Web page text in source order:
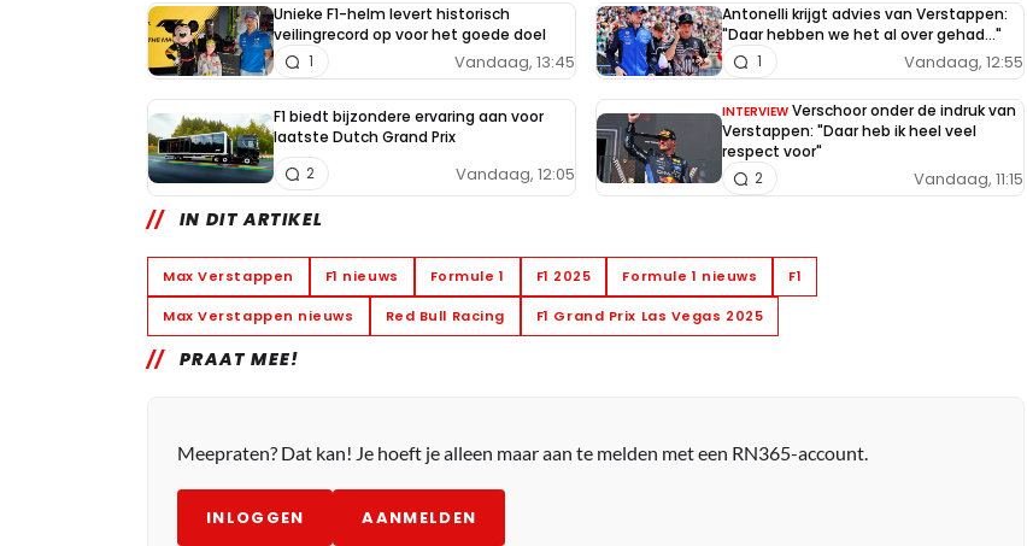
Unieke F1-helm levert historisch
veilingrecord op voor het goede doel
Vandaag, 13:45
1
Antonelli krijgt advies van Verstappen:
"Daar hebben we het al over gehad..."
Vandaag, 12:55
1
F1 biedt bijzondere ervaring aan voor
laatste Dutch Grand Prix
Vandaag, 12:05
2
INTERVIEW Verschoor onder de indruk van
Verstappen: "Daar heb ik heel veel
respect voor"
Vandaag, 11:15
2
IN DIT ARTIKEL
Max Verstappen F1 nieuws Formule 1 F1 2025 Formule 1 nieuws F1
Max Verstappen nieuws Red Bull Racing F1 Grand Prix Las Vegas 2025
PRAAT MEE!
Meepraten? Dat kan! Je hoeft je alleen maar aan te melden met een RN365-account.
INLOGGEN AANMELDEN